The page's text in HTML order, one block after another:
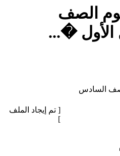
الصف
�...
السادس
[ تم إيجاد الملف
]